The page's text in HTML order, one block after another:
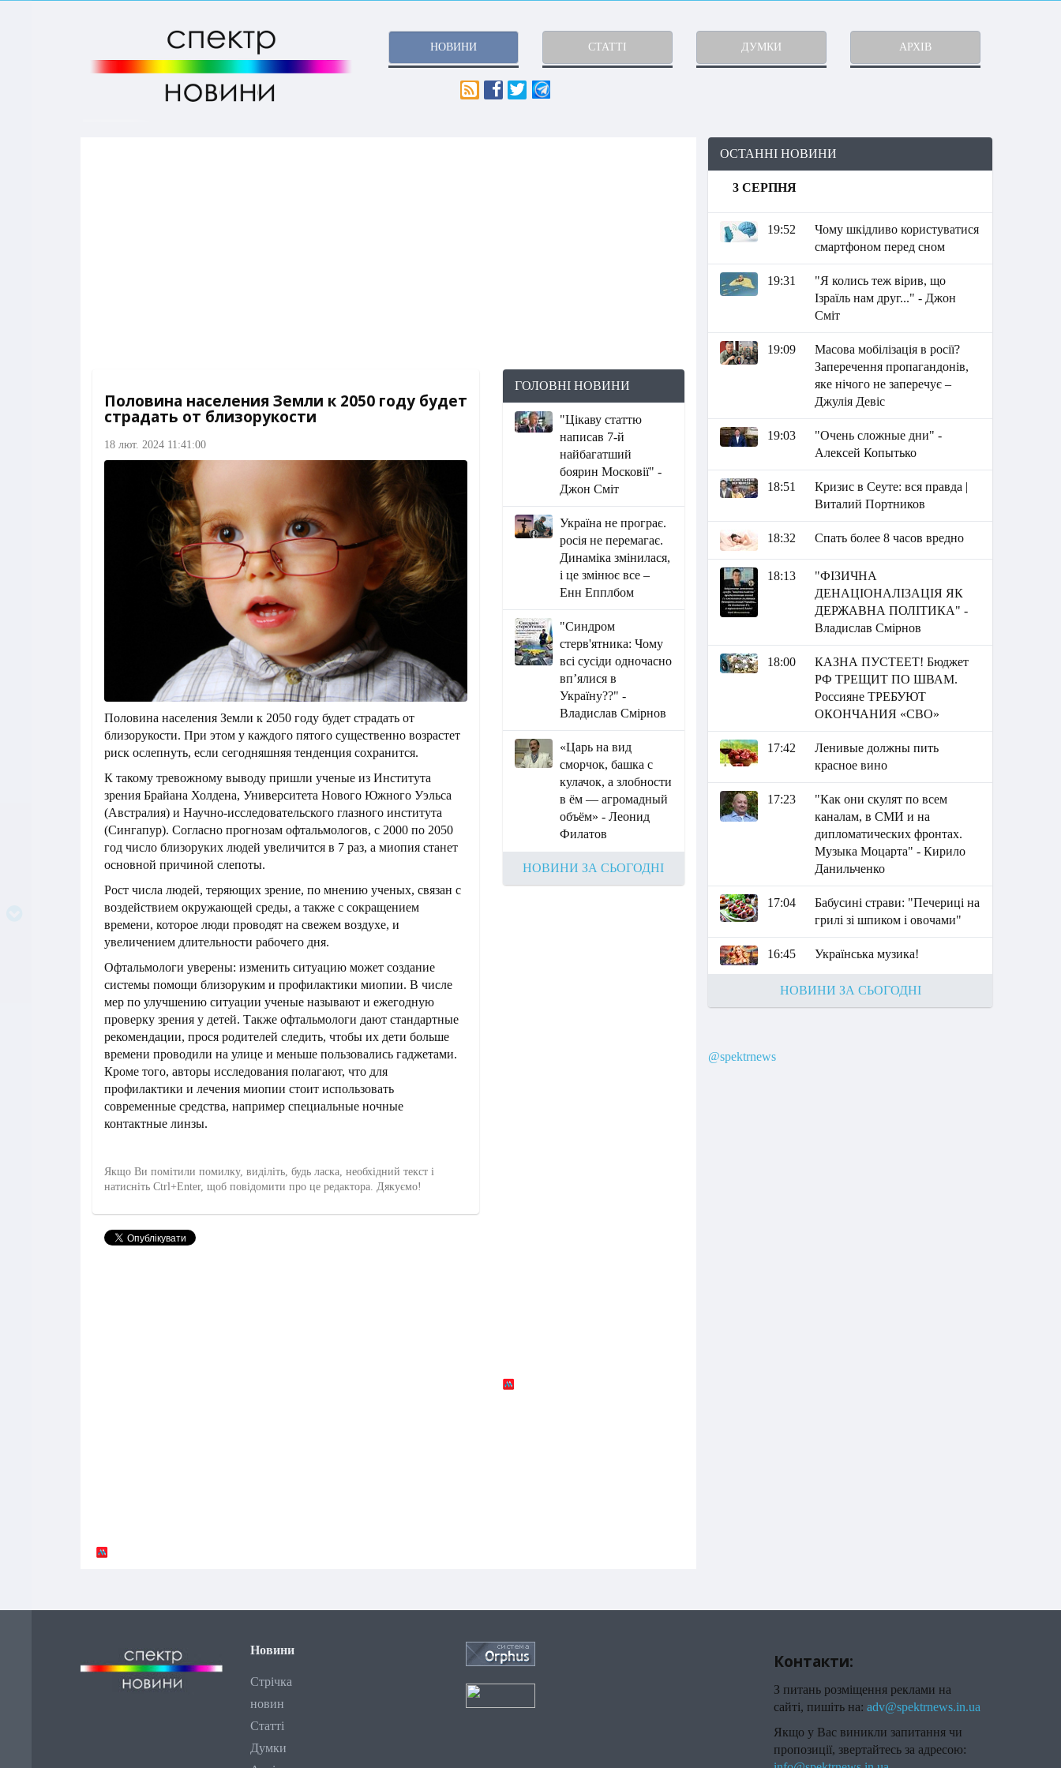
НОВИНИ СТАТТІ ДУМКИ АРХІВ
Половина населения Земли к 2050 году будет
страдать от близорукости
18 лют. 2024 11:41:00
Половина населения Земли к 2050 году будет страдать от
близорукости. При этом у каждого пятого существенно возрастет
риск ослепнуть, если сегодняшняя тенденция сохранится.
К такому тревожному выводу пришли ученые из Института
зрения Брайана Холдена, Университета Нового Южного Уэльса
(Австралия) и Научно-исследовательского глазного института
(Сингапур). Согласно прогнозам офтальмологов, с 2000 по 2050
год число близоруких людей увеличится в 7 раз, а миопия станет
основной причиной слепоты.
Рост числа людей, теряющих зрение, по мнению ученых, связан с
воздействием окружающей среды, а также с сокращением
времени, которое люди проводят на свежем воздухе, и
увеличением длительности рабочего дня.
Офтальмологи уверены: изменить ситуацию может создание
системы помощи близоруким и профилактики миопии. В числе
мер по улучшению ситуации ученые называют и ежегодную
проверку зрения у детей. Также офтальмологи дают стандартные
рекомендации, прося родителей следить, чтобы их дети больше
времени проводили на улице и меньше пользовались гаджетами.
Кроме того, авторы исследования полагают, что для
профилактики и лечения миопии стоит использовать
современные средства, например специальные ночные
контактные линзы.
Якщо Ви помітили помилку, виділіть, будь ласка, необхідний текст і
натисніть Ctrl+Enter, щоб повідомити про це редактора. Дякуємо!
ГОЛОВНІ НОВИНИ
"Цікаву статтю
написав 7-й
найбагатший
боярин Московії" -
Джон Сміт
Україна не програє.
росія не перемагає.
Динаміка змінилася,
і це змінює все –
Енн Епплбом
"Синдром
стерв'ятника: Чому
всі сусіди одночасно
вп’ялися в
Україну??" -
Владислав Смірнов
«Царь на вид
сморчок, башка с
кулачок, а злобности
в ём — агромадный
объём» - Леонид
Филатов
НОВИНИ ЗА СЬОГОДНІ
ОСТАННІ НОВИНИ
3 СЕРПНЯ
19:52
Чому шкідливо користуватися
смартфоном перед сном
19:31
"Я колись теж вірив, що
Ізраїль нам друг..." - Джон
Сміт
19:09
Масова мобілізація в росії?
Заперечення пропагандонів,
яке нічого не заперечує –
Джулія Девіс
19:03
"Очень сложные дни" -
Алексей Копытько
18:51
Кризис в Сеуте: вся правда |
Виталий Портников
18:32 Спать более 8 часов вредно
18:13
"ФІЗИЧНА
ДЕНАЦІОНАЛІЗАЦІЯ ЯК
ДЕРЖАВНА ПОЛІТИКА" -
Владислав Смірнов
18:00
КАЗНА ПУСТЕЕТ! Бюджет
РФ ТРЕЩИТ ПО ШВАМ.
Россияне ТРЕБУЮТ
ОКОНЧАНИЯ «СВО»
17:42
Ленивые должны пить
красное вино
17:23
"Как они скулят по всем
каналам, в СМИ и на
дипломатических фронтах.
Музыка Моцарта" - Кирило
Данильченко
17:04
Бабусині страви: "Печериці на
грилі зі шпиком і овочами"
16:45 Українська музика!
НОВИНИ ЗА СЬОГОДНІ
@spektrnews
Новини
Стрічка
новин
Статті
Думки
Контакти:
З питань розміщення реклами на
сайті, пишіть на: adv@spektrnews.in.ua
Якщо у Вас виникли запитання чи
пропозиції, звертайтесь за адресою: